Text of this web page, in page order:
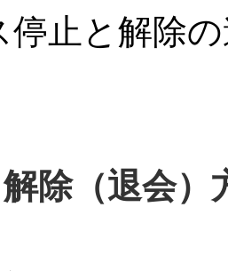
停止と解除
除（退会）